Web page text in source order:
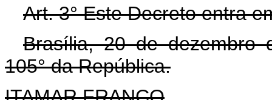
Art. 3° Este Decreto entra
Brasília, 20 de dezembro
105° da República.